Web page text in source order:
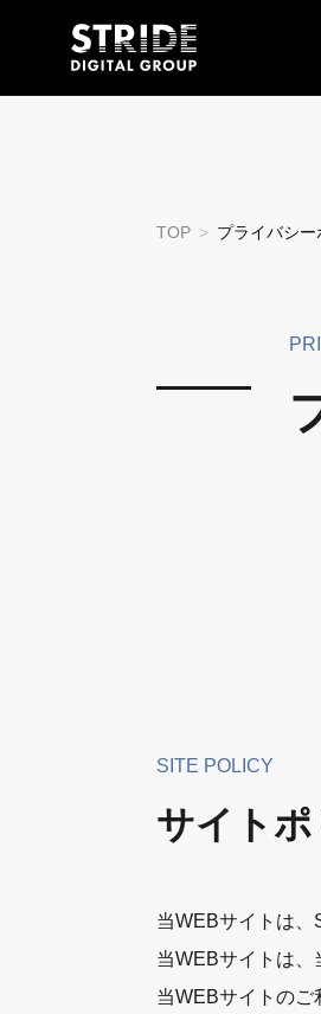
TOP プライバシー
SITE POLICY
サイト
当WEBサイトは、
当WEBサイトは、
当WEBサイトのご